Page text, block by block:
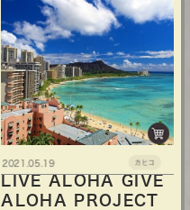
LIVE ALOHA GIVE
ALOHA PROJECT
2021.05.19 カヒコ